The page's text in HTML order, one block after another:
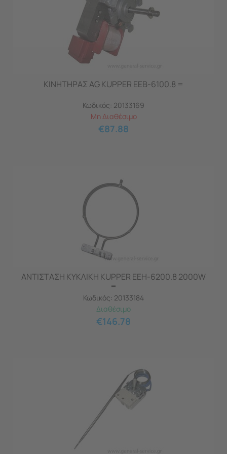
ΚΙΝΗΤΗΡΑΣ AG KUPPER EEB-6100.8 =
Κωδικός: 20133169
Μη Διαθέσιμο
€87.88
ΑΝΤΙΣΤΑΣΗ ΚΥΚΛΙΚΗ KUPPER EEH-6200.8 2000W
=
Κωδικός: 20133184
Διαθέσιμο
€146.78